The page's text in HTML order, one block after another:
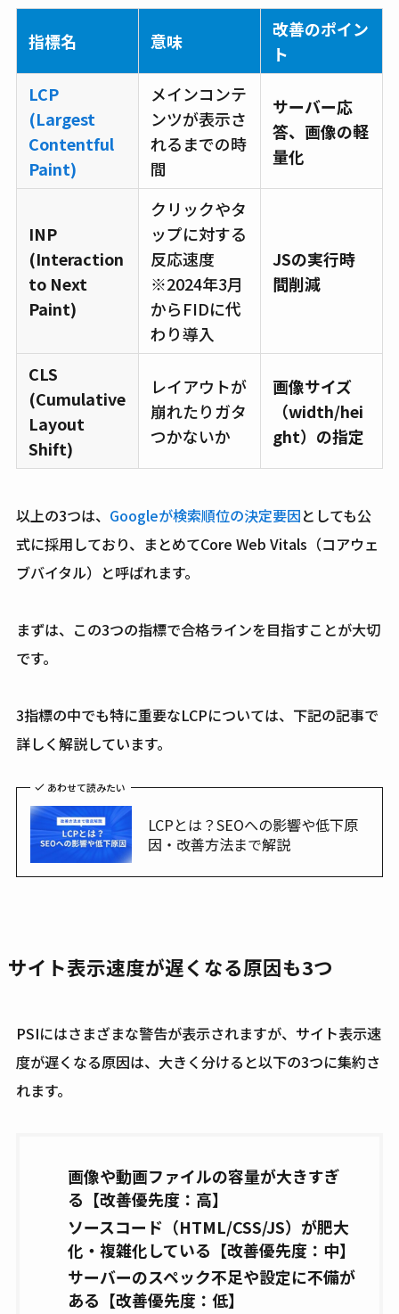
指標名 意味
改善のポイン
ト
LCP
(Largest
Contentful
Paint)
メインコンテ
ンツが表示さ
れるまでの時
間
サーバー応
答、画像の軽
量化
INP
(Interaction
to Next
Paint)
クリックやタ
ップに対する
反応速度
※2024年3月
からFIDに代
わり導入
JSの実行時
間削減
CLS
(Cumulative
Layout
Shift)
レイアウトが
崩れたりガタ
つかないか
画像サイズ
（width/hei
ght）の指定
以上の3つは、 Googleが検索順位の決定要因としても公
式に採用しており、まとめてCore Web Vitals（コアウェ
ブバイタル）と呼ばれます。
まずは、この3つの指標で合格ラインを目指すことが大切
です。
3指標の中でも特に重要なLCPについては、下記の記事で
詳しく解説しています。
あわせて読みたい
LCPとは？SEOへの影響や低下原
因・改善方法まで解説
サイト表示速度が遅くなる原因も3つ
PSIにはさまざまな警告が表示されますが、サイト表示速
度が遅くなる原因は、大きく分けると以下の3つに集約さ
れます。
画像や動画ファイルの容量が大きすぎ
る【改善優先度：高】
ソースコード（HTML/CSS/JS）が肥大
化・複雑化している【改善優先度：中】
サーバーのスペック不足や設定に不備が
ある【改善優先度：低】